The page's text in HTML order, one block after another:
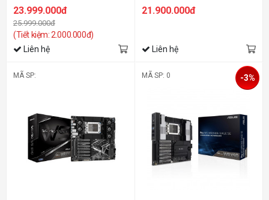
23.999.000đ
25.999.000đ
(Tiết kiệm: 2.000.000đ)
Liên hệ
21.900.000đ
Liên hệ
MÃ SP: MÃ SP: 0 -3%